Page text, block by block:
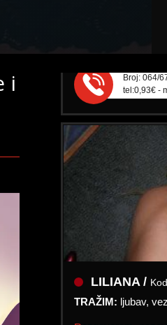
i
tel:0,93€ -
LILIANA /
TRAŽIM:ljubav,
Razgovaram,